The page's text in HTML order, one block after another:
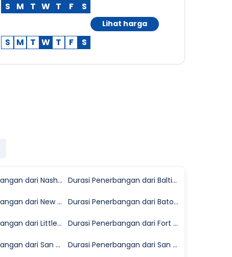
S M T W T F S
S M T W T F S
Lihat harga
Durasi Penerbangan dari Nashville ke Midland Durasi Penerbangan dari Baltimore ke Midland
Durasi Penerbangan dari New Orleans ke Midland Durasi Penerbangan dari Baton Rouge ke Midland
Durasi Penerbangan dari Little Rock ke Midland Durasi Penerbangan dari Fort Lauderdale ke Midland
Durasi Penerbangan dari San Jose ke Midland Durasi Penerbangan dari San Diego ke Midland